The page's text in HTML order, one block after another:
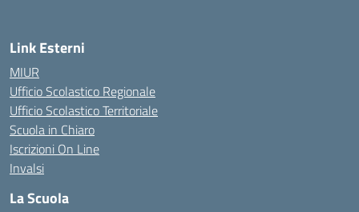
Link Esterni
MIUR
Ufficio Scolastico Regionale
Ufficio Scolastico Territoriale
Scuola in Chiaro
Iscrizioni On Line
Invalsi
La Scuola